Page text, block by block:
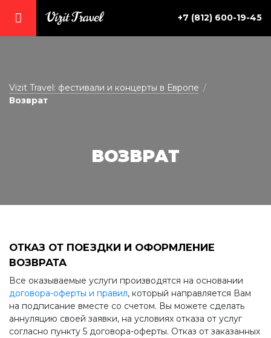
vizit@vizit-travel.ru +7 (812) 600-19-45
Vizit Travel: фестивали и концерты в Европе
Возврат
ВОЗВРАТ
ОТКАЗ ОТ ПОЕЗДКИ И ОФОРМЛЕНИЕ
ВОЗВРАТА
Все оказываемые услуги производятся на основании
договора-оферты и правил, который направляется Вам
на подписание вместе со счетом. Вы можете сделать
аннуляцию своей заявки, на условиях отказа от услуг
согласно пункту 5 договора-оферты. Отказ от заказанных